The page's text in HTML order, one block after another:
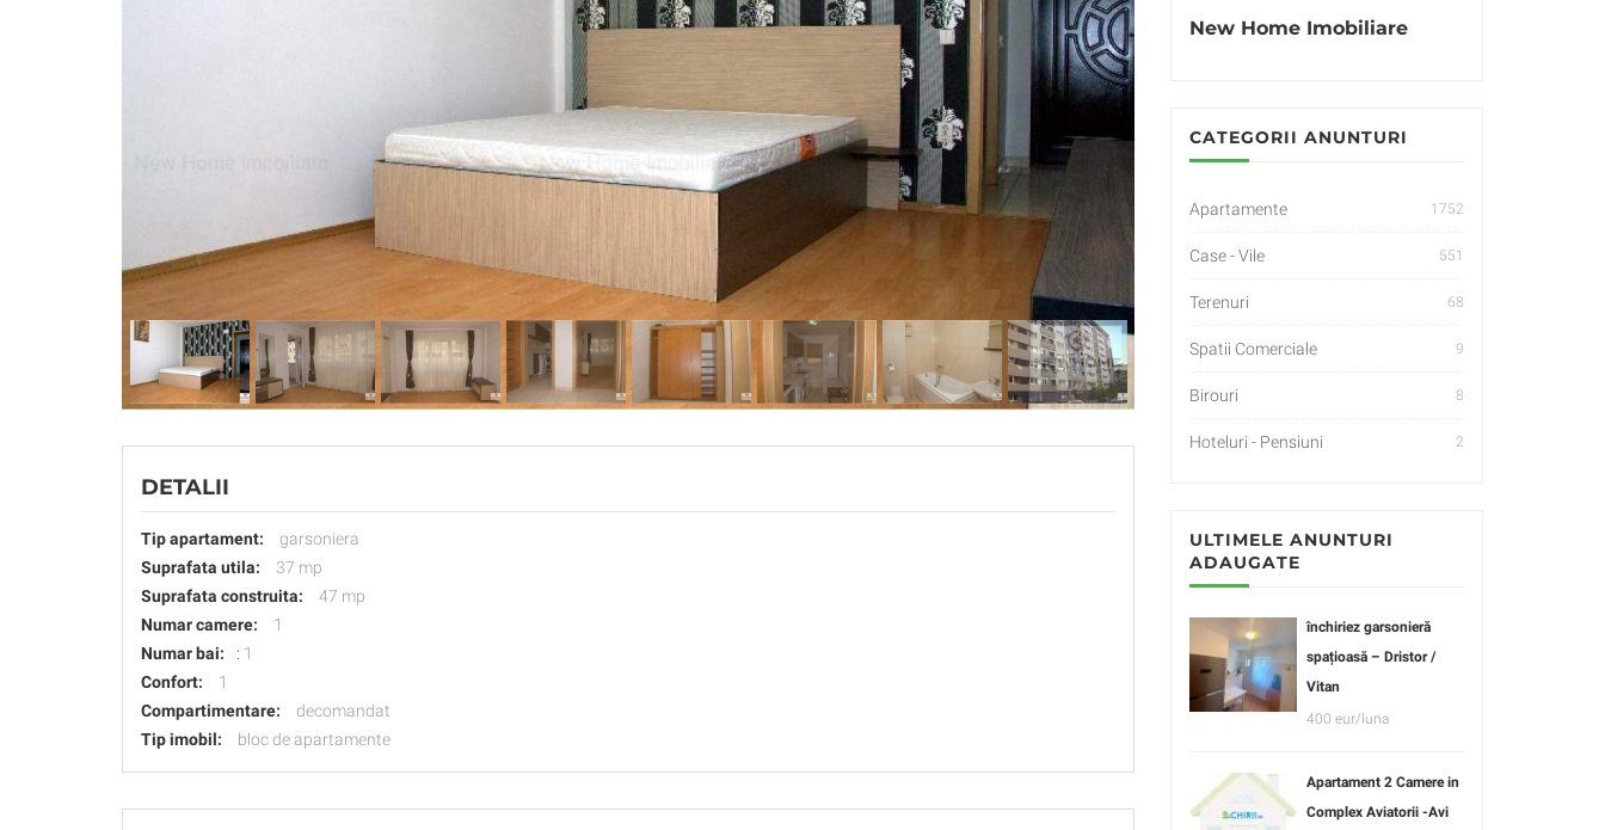
DETALII
Tip apartament:
garsoniera
Suprafata utila:
37 mp
Suprafata construita:
47 mp
Numar camere:
1
Numar bai:
: 1
Confort:
1
Compartimentare:
decomandat
Tip imobil:
bloc de apartamente
New Home Imobiliare
CATEGORII ANUNTURI
Apartamente 1752
Case - Vile 551
Terenuri 68
Spatii Comerciale 9
Birouri 8
Hoteluri - Pensiuni 2
ULTIMELE ANUNTURI
ADAUGATE
închiriez garsonieră
spațioasă – Dristor /
Vitan
400 eur/luna
Apartament 2 Camere in
Complex Aviatorii -Avi